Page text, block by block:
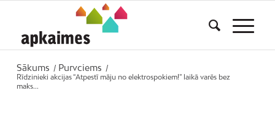
Sākums / Purvciems
/
Rīdzinieki akcijas “Atpestī māju no elektrospokiem!” laikā varēs bez
maks...